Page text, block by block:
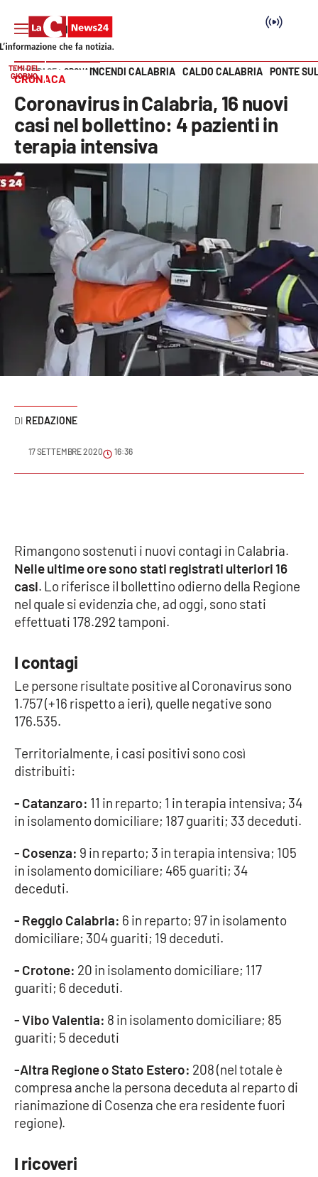
SEZIONI
Cronaca
Politica
Attualità
Economia e lavoro
Italia Mondo
Sanità
Sport
Meteo
VIDEO
Ambiente
Cronaca
Cultura
Economia e Lavoro
Sanità
Società
Sport
Good Morning Vietnam
Parchi Marini Calabria
Imprese Di Calabria
Le perfidie di Antonella Grippo
Venti di comunicazione
STREAMING
Vai
TEMI DEL
GIORNO
INCENDI CALABRIA CALDO CALABRIA PONTE
HOME PAGE CRONACA
CRONACA
Coronavirus in Calabria, 16 nuovi
casi nel bollettino: 4 pazienti in
terapia intensiva
REDAZIONE
17 SETTEMBRE 2020 16:36
Rimangono sostenuti i nuovi contagi in Calabria.
Nelle ultime ore sono stati registrati ulteriori 16
casi. Lo riferisce il bollettino odierno della Regione
nel quale si evidenzia che, ad oggi, sono stati
effettuati 178.292 tamponi.
I contagi
Le persone risultate positive al Coronavirus sono
1.757 (+16 rispetto a ieri), quelle negative sono
176.535.
Territorialmente, i casi positivi sono così
distribuiti:
- Catanzaro: 11 in reparto; 1 in terapia intensiva; 34
in isolamento domiciliare; 187 guariti; 33 deceduti.
- Cosenza: 9 in reparto; 3 in terapia intensiva; 105
in isolamento domiciliare; 465 guariti; 34
deceduti.
- Reggio Calabria: 6 in reparto; 97 in isolamento
domiciliare; 304 guariti; 19 deceduti.
- Crotone: 20 in isolamento domiciliare; 117
guariti; 6 deceduti.
- Vibo Valentia: 8 in isolamento domiciliare; 85
guariti; 5 deceduti
-Altra Regione o Stato Estero: 208 (nel totale è
compresa anche la persona deceduta al reparto di
rianimazione di Cosenza che era residente fuori
regione).
I ricoveri